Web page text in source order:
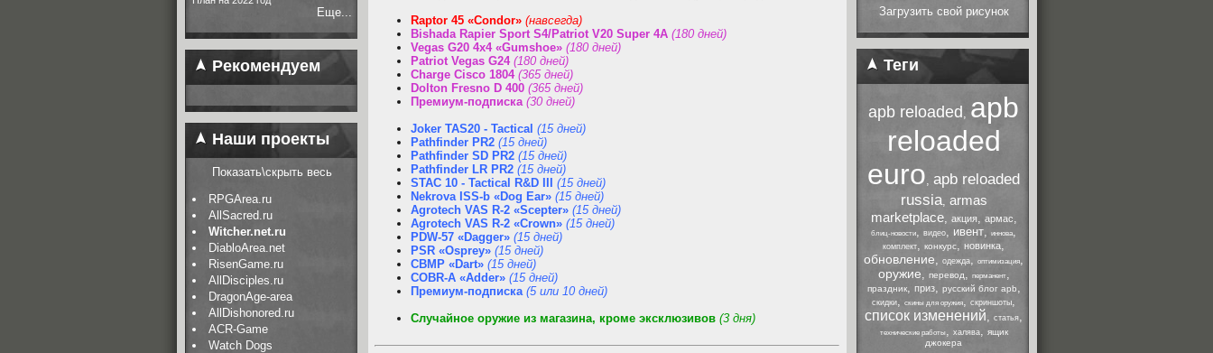
Еще...
Рекомендуем
Наши проекты
Показать\скрыть весь
RPGArea.ru
AllSacred.ru
Witcher.net.ru
DiabloArea.net
RisenGame.ru
AllDisciples.ru
DragonAge-area
AllDishonored.ru
ACR-Game
Watch Dogs
Raptor 45 «Condor» (навсегда)
Bishada Rapier Sport S4/Patriot V20 Super 4A (180 дней)
Vegas G20 4x4 «Gumshoe» (180 дней)
Patriot Vegas G24 (180 дней)
Charge Cisco 1804 (365 дней)
Dolton Fresno D 400 (365 дней)
Премиум-подписка (30 дней)
Joker TAS20 - Tactical (15 дней)
Pathfinder PR2 (15 дней)
Pathfinder SD PR2 (15 дней)
Pathfinder LR PR2 (15 дней)
STAC 10 - Tactical R&D III
(15 дней)
Nekrova ISS-b «Dog Ear» (15 дней)
Agrotech VAS R-2 «Scepter» (15 дней)
Agrotech VAS R-2 «Crown» (15 дней)
PDW-57 «Dagger» (15 дней)
PSR «Osprey» (15 дней)
CBMP «Dart» (15 дней)
COBR-A «Adder» (15 дней)
Премиум-подписка (5 или 10 дней)
Случайное оружие из магазина, кроме эксклюзивов (3 дня)
Загрузить свой рисунок
Теги
apb reloaded , apb
reloaded
euro, apb reloaded
russia, armas
marketplace, акция, армас,
блиц-новости, видео, ивент, иннова,
комплект, конкурс, новинка,
обновление, одежда, оптимизация,
оружие, перевод, перманент,
праздник, приз, русский блог apb,
скидки, скины для оружия, скриншоты,
список изменений, статья,
технические работы, халява, ящик
джокера